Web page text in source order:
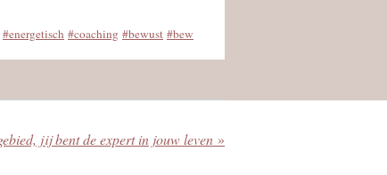
#energetisch #coaching #bewust #bew
jij bent de expert in jouw leven »